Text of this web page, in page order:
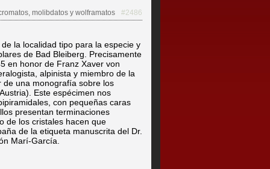
molibdatos y wolframatos #2486
la localidad tipo para la especie y
de Bad Bleiberg. Precisamente
en honor de Franz Xaver von
alpinista y miembro de la
de una monografía sobre los
Este espécimen nos
con pequeñas caras
presentan terminaciones
de los cristales hacen que
de la etiqueta manuscrita del Dr.
Marí-García.